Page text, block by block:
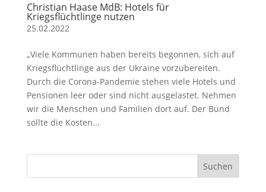
Christian Haase MdB: Hotels für
Kriegsflüchtlinge nutzen
25.02.2022
„Viele Kommunen haben bereits begonnen, sich auf
Kriegsflüchtlinge aus der Ukraine vorzubereiten.
Durch die Corona-Pandemie stehen viele Hotels und
Pensionen leer oder sind nicht ausgelastet. Nehmen
wir die Menschen und Familien dort auf. Der Bund
sollte die Kosten...
Suchen